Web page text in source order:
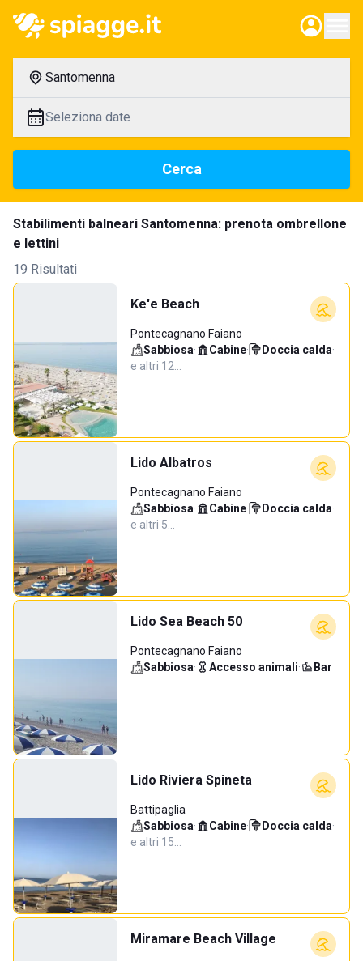
Santomenna
Seleziona date
Cerca
Stabilimenti balneari Santomenna: prenota ombrellone
e lettini
19 Risultati
Ke'e Beach
Pontecagnano Faiano
Sabbiosa· Cabine· Doccia calda·
e altri 12…
Lido Albatros
Pontecagnano Faiano
Sabbiosa· Cabine· Doccia calda·
e altri 5…
Lido Sea Beach 50
Pontecagnano Faiano
Sabbiosa· Accesso animali· Bar
Lido Riviera Spineta
Battipaglia
Sabbiosa· Cabine· Doccia calda·
e altri 15…
Miramare Beach Village